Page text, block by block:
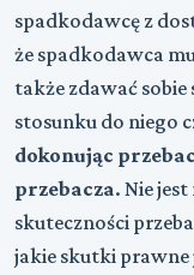
spadkodawcę z
że spadkodawca
także zdawać sobie
stosunku do niego
dokonując
przebacza. Nie
skuteczności
jakie skutki prawne